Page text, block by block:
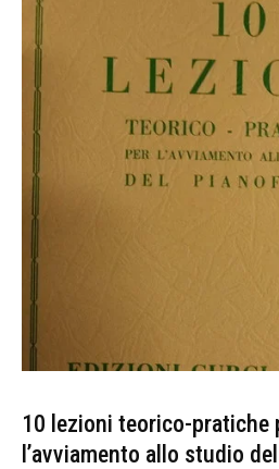
10 lezioni teorico-pratiche
l’avviamento allo studio